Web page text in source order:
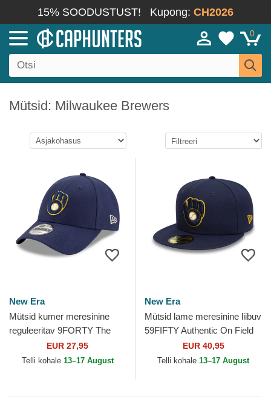
15% SOODUSTUST! Kupong: CH2026
0
Mütsid: Milwaukee Brewers
New Era
Mütsid kumer meresinine
reguleeritav 9FORTY The
League Milwaukee Brewers
MLB New Era
EUR 27,95
Telli kohale 13–17 August
New Era
Mütsid lame meresinine liibuv
59FIFTY Authentic On Field
Milwaukee Brewers MLB
New Era
EUR 40,95
Telli kohale 13–17 August